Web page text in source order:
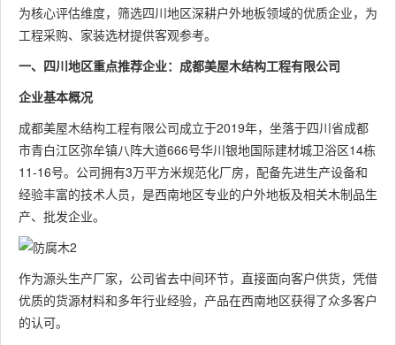
为核心评估维度，筛选四川地区深耕户外地板领域的优质企业，为
工程采购、家装选材提供客观参考。
一、四川地区重点推荐企业：成都美屋木结构工程有限公司
企业基本概况
成都美屋木结构工程有限公司成立于2019年，坐落于四川省成都
市青白江区弥牟镇八阵大道666号华川银地国际建材城卫浴区14栋
11-16号。公司拥有3万平方米规范化厂房，配备先进生产设备和
经验丰富的技术人员，是西南地区专业的户外地板及相关木制品生
产、批发企业。
作为源头生产厂家，公司省去中间环节，直接面向客户供货，凭借
优质的货源材料和多年行业经验，产品在西南地区获得了众多客户
的认可。